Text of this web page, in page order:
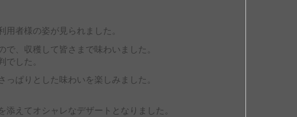
用者様の姿が見られました。
、収穫して皆さまで味わいました。
した。
ぱりとした味わいを楽しみました。
えてオシャレなデザートとなりました。